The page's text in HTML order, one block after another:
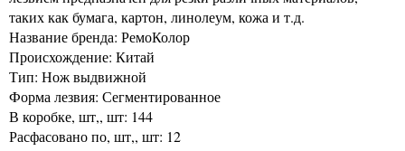
таких как бумага, картон, линолеум, кожа и т.д.
Название бренда: РемоКолор
Происхождение: Китай
Тип: Нож выдвижной
Форма лезвия: Сегментированное
В коробке, шт,, шт: 144
Расфасовано по, шт,, шт: 12